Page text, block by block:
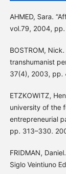
AHMED, Sara.
vol.79, 2004, pp.
BOSTROM,
transhumanist
37(4), 2003, pp.
ETZKOWITZ,
university of the
entrepreneurial
pp. 313–330.
FRIDMAN,
Siglo Veintiuno